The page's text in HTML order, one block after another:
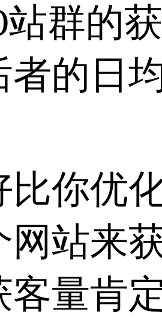
站群的
者的日
优化
网站来
客量肯